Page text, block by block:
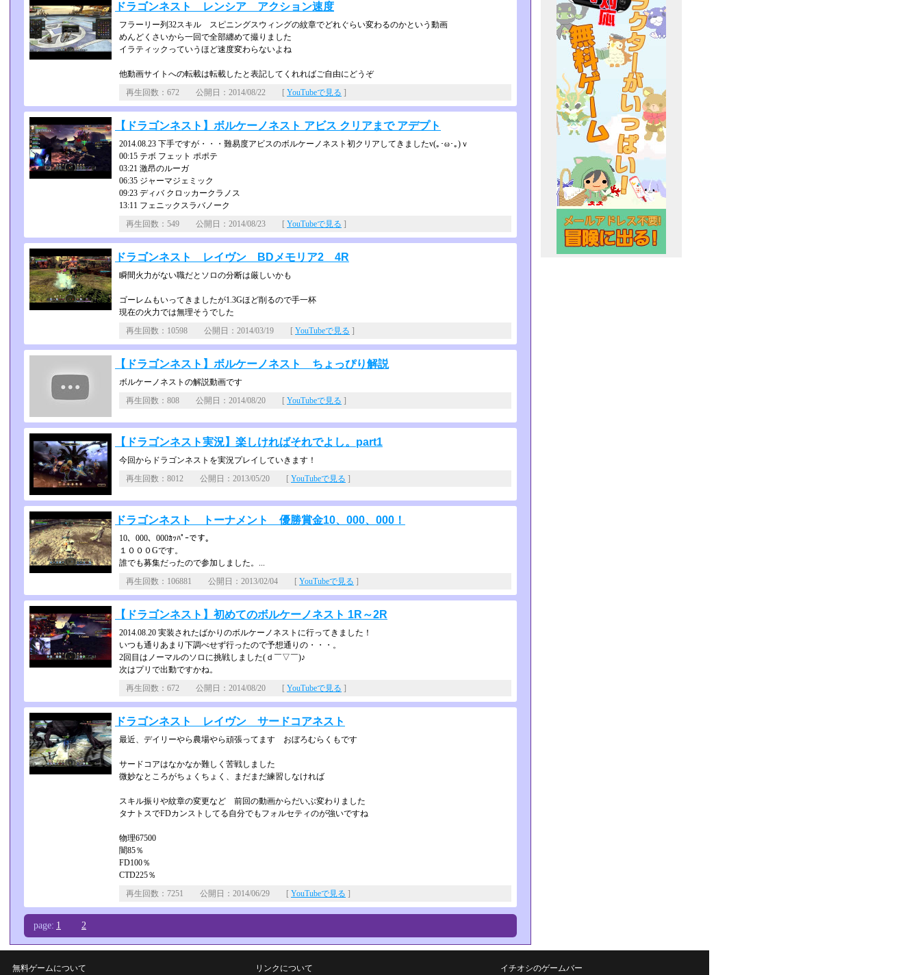
ドラゴンネスト レンシア アクション速度
フラーリー列32スキル スピニングスウィングの紋章でどれぐらい変わるのかという動画
めんどくさいから一回で全部纏めて撮りました
イラティックっていうほど速度変わらないよね
他動画サイトへの転載は転載したと表記してくれればご自由にどうぞ
再生回数：672 公開日：2014/08/22 [ YouTubeで見る ]
【ドラゴンネスト】ボルケーノネスト アビス クリアまで アデプト
2014.08.23 下手ですが・・・難易度アビスのボルケーノネスト初クリアしてきましたv(｡･ω･｡­)ｖ
00:15 テボ フェット ポポテ
03:21 激昂のルーガ
06:35 ジャーマジェミック
09:23 ディバ クロッカークラノス
13:11 フェニックスラバノーク
再生回数：549 公開日：2014/08/23 [ YouTubeで見る ]
ドラゴンネスト レイヴン BDメモリア2 4R
瞬間火力がない職だとソロの分断は厳しいかも
ゴーレムもいってきましたが1.3Gほど削るので手一杯
現在の火力では無理そうでした
再生回数：10598 公開日：2014/03/19 [ YouTubeで見る ]
【ドラゴンネスト】ボルケーノネスト ちょっぴり解説
ボルケーノネストの解説動画です
再生回数：808 公開日：2014/08/20 [ YouTubeで見る ]
【ドラゴンネスト実況】楽しければそれでよし。part1
今回からドラゴンネストを実況プレイしていきます！
再生回数：8012 公開日：2013/05/20 [ YouTubeで見る ]
ドラゴンネスト トーナメント 優勝賞金10、000、000！
10、000、000ｶｯﾊﾟｰです。
１０００Gです。
誰でも募集だったので参加しました。...
再生回数：106881 公開日：2013/02/04 [ YouTubeで見る ]
【ドラゴンネスト】初めてのボルケーノネスト 1R～2R
2014.08.20 実装されたばかりのボルケーノネストに行ってきました！
いつも通りあまり下調べせず行ったので予想通りの・・・。
2回目はノーマルのソロに挑戦しました(ｄ￣▽￣)♪
次はプリで出動ですかね。
再生回数：672 公開日：2014/08/20 [ YouTubeで見る ]
ドラゴンネスト レイヴン サードコアネスト
最近、デイリーやら農場やら頑張ってます おぼろむらくもです
サードコアはなかなか難しく苦戦しました
微妙なところがちょくちょく、まだまだ練習しなければ
スキル振りや紋章の変更など 前回の動画からだいぶ変わりました
タナトスでFDカンストしてる自分でもフォルセティのが強いですね
物理67500
闇85％
FD100％
CTD225％
再生回数：7251 公開日：2014/06/29 [ YouTubeで見る ]
page: 1 2
無料ゲームについて リンクについて イチオシのゲームバー